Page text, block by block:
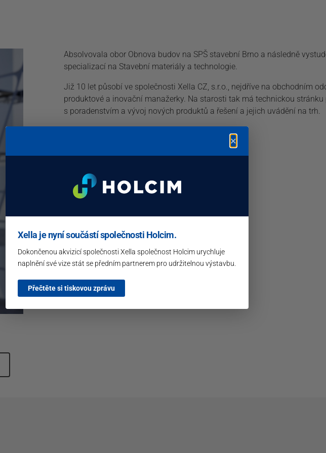
Absolvovala obor Obnova budov na SPŠ stavební Brno a následně
specializací na Stavební materiály a technologie.
Již 10 let působí ve společnosti Xella CZ, s.r.o., nejdříve na obchodním
produktové a inovační manažerky. Na starosti tak má technickou stránku
s poradenstvím a vývoj nových produktů a řešení a jejich uvádění na trh.
×
Xella je nyní součástí společnosti Holcim.
Dokončenou akvizicí společnosti Xella společnost Holcim urychluje
naplnění své vize stát se předním partnerem pro udržitelnou výstavbu.
Přečtěte si tiskovou zprávu